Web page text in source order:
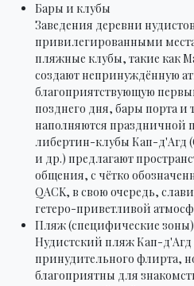
Бары и клубы
Заведения деревни
привилегированными
пляжные клубы, такие как
создают непринуждённую
благоприятствующую
позднего дня, бары порта и
наполняются праздничной
либертин-клубы Кап-д'Агд
и др.) предлагают
общения, с чётко
QACK, в свою очередь,
гетеро-приветливой
Пляж (специфические зоны)
Нудистский пляж Кап-д'Агд
принудительного флирта,
благоприятны для